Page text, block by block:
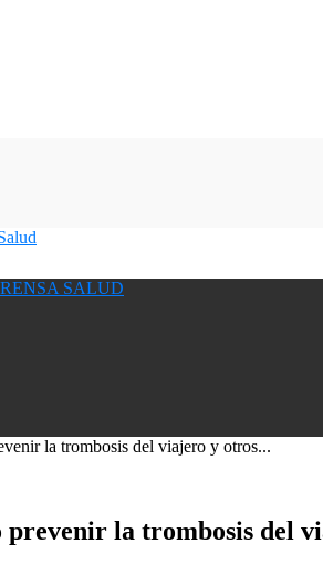
la trombosis del viajero y otros...
la trombosis del